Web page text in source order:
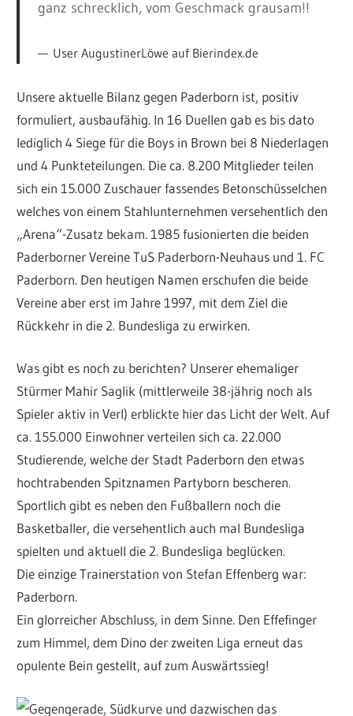
ganz schrecklich, vom Geschmack grausam!!
User AugustinerLöwe auf Bierindex.de
Unsere aktuelle Bilanz gegen Paderborn ist, positiv
formuliert, ausbaufähig. In 16 Duellen gab es bis dato
lediglich 4 Siege für die Boys in Brown bei 8 Niederlagen
und 4 Punkteteilungen. Die ca. 8.200 Mitglieder teilen
sich ein 15.000 Zuschauer fassendes Betonschüsselchen
welches von einem Stahlunternehmen versehentlich den
„Arena“-Zusatz bekam. 1985 fusionierten die beiden
Paderborner Vereine TuS Paderborn-Neuhaus und 1. FC
Paderborn. Den heutigen Namen erschufen die beide
Vereine aber erst im Jahre 1997, mit dem Ziel die
Rückkehr in die 2. Bundesliga zu erwirken.
Was gibt es noch zu berichten? Unserer ehemaliger
Stürmer Mahir Saglik (mittlerweile 38-jährig noch als
Spieler aktiv in Verl) erblickte hier das Licht der Welt. Auf
ca. 155.000 Einwohner verteilen sich ca. 22.000
Studierende, welche der Stadt Paderborn den etwas
hochtrabenden Spitznamen Partyborn bescheren.
Sportlich gibt es neben den Fußballern noch die
Basketballer, die versehentlich auch mal Bundesliga
spielten und aktuell die 2. Bundesliga beglücken.
Die einzige Trainerstation von Stefan Effenberg war:
Paderborn.
Ein glorreicher Abschluss, in dem Sinne. Den Effefinger
zum Himmel, dem Dino der zweiten Liga erneut das
opulente Bein gestellt, auf zum Auswärtssieg!